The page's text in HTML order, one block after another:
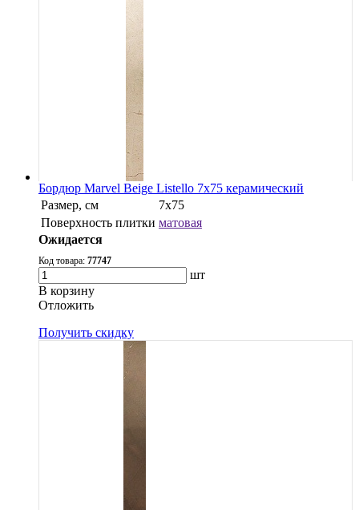
Бордюр Marvel Beige Listello 7x75 керамический
Размер, см
7x75
Поверхность плитки матовая
Ожидается
Код товара: 77747
шт
В корзину
Oтложить
Получить скидку